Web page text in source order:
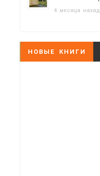
4 месяца назад
НОВЫЕ КНИГИ